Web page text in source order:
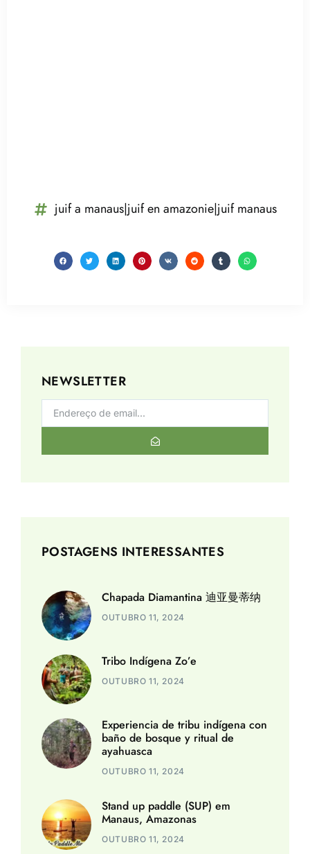
juif a manaus|juif en amazonie|juif manaus
NEWSLETTER
POSTAGENS INTERESSANTES
Chapada Diamantina 迪亚曼蒂纳
OUTUBRO 11, 2024
Tribo Indígena Zo’e
OUTUBRO 11, 2024
Experiencia de tribu indígena con
baño de bosque y ritual de
ayahuasca
OUTUBRO 11, 2024
Stand up paddle (SUP) em
Manaus, Amazonas
OUTUBRO 11, 2024